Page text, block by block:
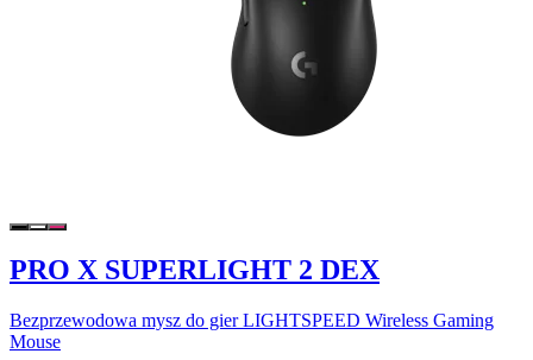
PRO X SUPERLIGHT 2 DEX
Bezprzewodowa mysz do gier LIGHTSPEED Wireless Gaming
Mouse